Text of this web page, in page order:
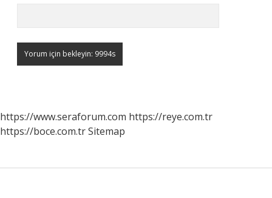
https://www.seraforum.com https://reye.com.tr
https://boce.com.trSitemap